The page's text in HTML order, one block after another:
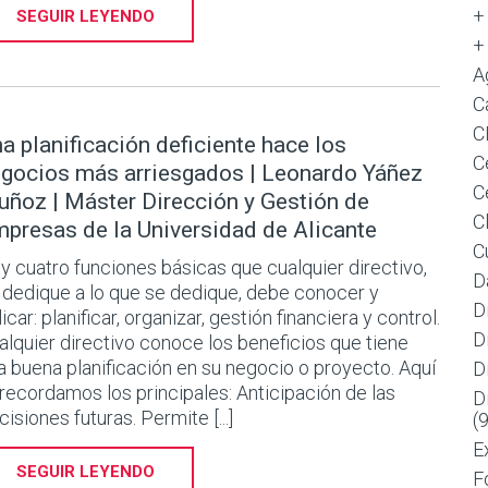
SEGUIR LEYENDO
planificación deficiente hace los
más arriesgados | Leonardo Yáñez
| Máster Dirección y Gestión de
de la Universidad de Alicante
cuatro funciones básicas que cualquier directivo,
a lo que se dedique, debe conocer y
planificar, organizar, gestión financiera y control.
directivo conoce los beneficios que tiene
buena planificación en su negocio o proyecto. Aquí
los principales: Anticipación de las
futuras. Permite [...]
SEGUIR LEYENDO